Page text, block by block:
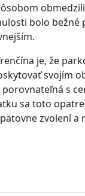
bolo
je, že
svojím
s
sa toto
zvolení a